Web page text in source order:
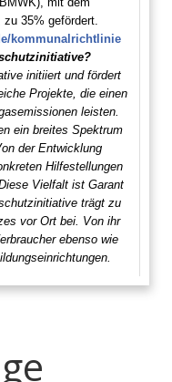
35% gefördert.
kommunalrichtlinie
initiiert und fördert
Projekte, die einen
leisten.
ein breites Spektrum
der Entwicklung
Hilfestellungen
Vielfalt ist Garant
trägt zu
vor Ort bei. Von ihr
ebenso wie